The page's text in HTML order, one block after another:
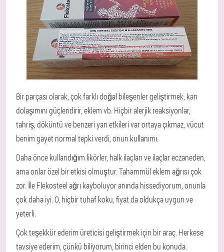
Bir parçası olarak, çok farklı doğal bileşenler geliştirmek, kan
dolaşımını güçlendirir, eklem vb. Hiçbir alerjik reaksiyonlar,
tahriş, döküntü ve benzeri yan etkileri var ortaya çıkmaz, vücut
benim gayet normal tepki verdi, onun kullanımı.
Daha önce kullandığım likörler, halk ilaçları ve ilaçlar eczaneden,
ama onlar özel bir etkisi olmuştur. Tahammül eklem ağrısı çok
zor. İle Flekosteel ağrı kayboluyor anında hissediyorum, onunla
çok daha iyi. O, hiçbir tuhaf koku, fiyat da oldukça uygun ve
yeterli.
Çok teşekkür ederim üreticisi geliştirmek için bir araç. Herkese
tavsiye ederim, çünkü biliyorum, birinci elden bu konuda.